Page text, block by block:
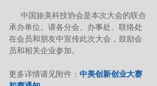
承办单位。请各分会、办事处、联络处
在会员和朋友中宣传此次大会，鼓励会
员和相关企业参加。
更多详情请见附件： 中美创新创业大赛